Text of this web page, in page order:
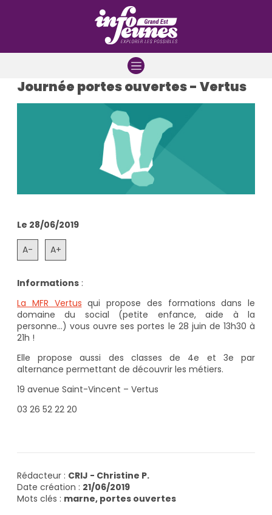
Journée portes ouvertes - Vertus
Le 28/06/2019
A- A+
Informations :
La MFR Vertus qui propose des formations dans le
domaine du social (petite enfance, aide à la
personne…) vous ouvre ses portes le 28 juin de 13h30 à
21h !
Elle propose aussi des classes de 4e et 3e par
alternance permettant de découvrir les métiers.
19 avenue Saint-Vincent – Vertus
03 26 52 22 20
Rédacteur : CRIJ - Christine P.
Date création : 21/06/2019
Mots clés : marne, portes ouvertes